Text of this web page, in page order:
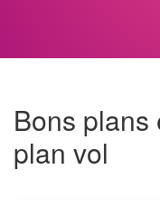
Bons plans
plan vol